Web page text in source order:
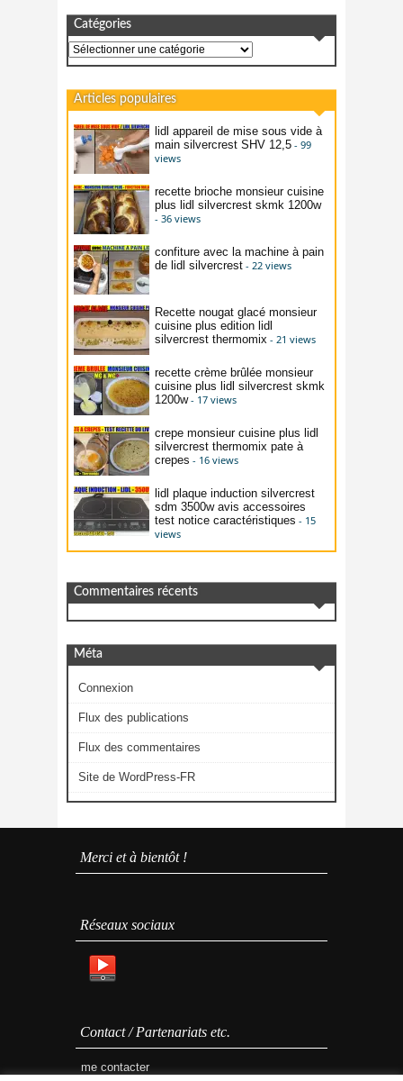
Catégories
Catégories
Articles populaires
lidl appareil de mise sous vide à
main silvercrest SHV 12,5 - 99
views
recette brioche monsieur cuisine
plus lidl silvercrest skmk 1200w
- 36 views
confiture avec la machine à pain
de lidl silvercrest - 22 views
Recette nougat glacé monsieur
cuisine plus edition lidl
silvercrest thermomix - 21 views
recette crème brûlée monsieur
cuisine plus lidl silvercrest skmk
1200w - 17 views
crepe monsieur cuisine plus lidl
silvercrest thermomix pate à
crepes - 16 views
lidl plaque induction silvercrest
sdm 3500w avis accessoires
test notice caractéristiques - 15
views
Commentaires récents
Méta
Connexion
Flux des publications
Flux des commentaires
Site de WordPress-FR
Merci et à bientôt !
Réseaux sociaux
Contact / Partenariats etc.
me contacter